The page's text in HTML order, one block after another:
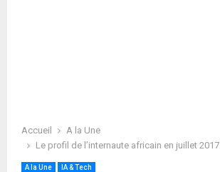
Accueil
A la Une
Le profil de l’internaute africain en juillet 2017
A la Une IA & Tech